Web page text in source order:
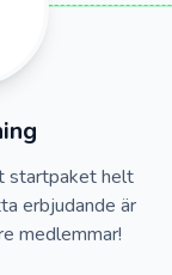
startpaket helt
erbjudande är
medlemmar!